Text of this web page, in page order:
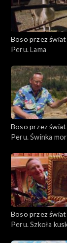
Boso przez świat
Peru. Lama
Boso przez świat
Peru. Świnka
Boso przez świat
Peru. Szkoła